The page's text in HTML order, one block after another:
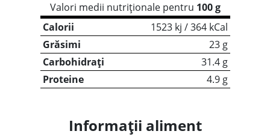
Valori medii nutriționale pentru 100 g
Calorii
1523 kj / 364 kCal
Grăsimi
23 g
Carbohidrați
31.4 g
Proteine
4.9 g
Informații aliment